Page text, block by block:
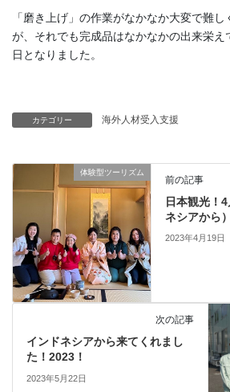
「磨き上げ」の作業がなかなか大変で難
が、それでも完成品はなかなかの出来栄え
日となりました。
カテゴリー 海外人材受入支援
体験型ツーリズム
前の記事
日本観光！
ネシアから）
2023年4月19日
次の記事
インドネシアから来てくれまし
た！2023！
2023年5月22日